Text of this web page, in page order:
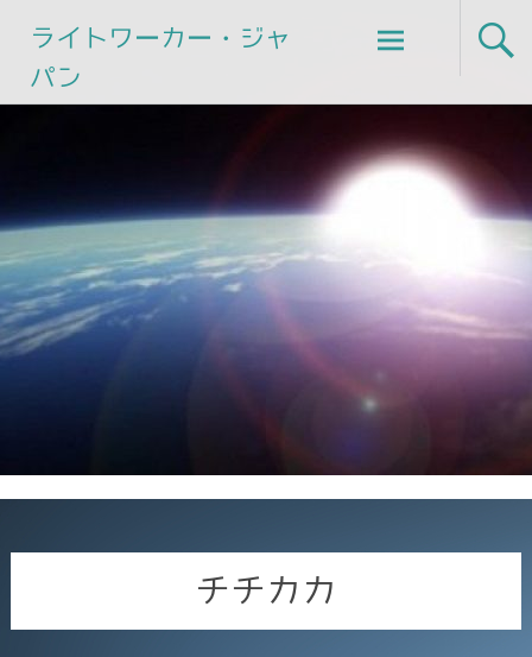
ライトワーカー・ジャ
パン
Skip
to
チチカカ